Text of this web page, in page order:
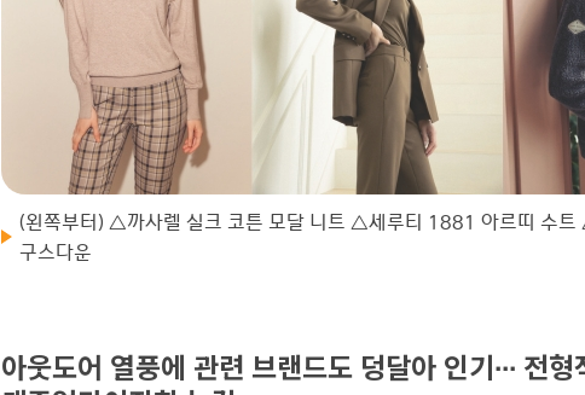
(왼쪽부터) △까사렐 실크 코튼 모달 니트 △세루티 1881 아르띠 수
구스다운
아웃도어 열풍에 관련 브랜드도 덩달아 인기∙∙∙ 전